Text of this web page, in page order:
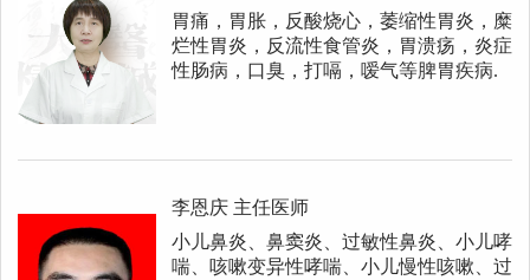
胃痛，胃胀，反酸烧心，萎缩性胃炎，糜
烂性胃炎，反流性食管炎，胃溃疡，炎症
性肠病，口臭，打嗝，嗳气等脾胃疾病.
李恩庆 主任医师
小儿鼻炎、鼻窦炎、过敏性鼻炎、小儿哮
喘、咳嗽变异性哮喘、小儿慢性咳嗽、过